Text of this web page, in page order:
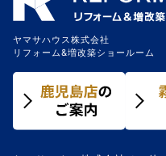
ヤマサハウス株式会社
リフォーム&増改築ショールーム